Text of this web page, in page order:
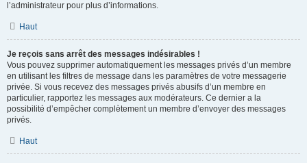
l’administrateur pour plus d’informations.
Haut
Je reçois sans arrêt des messages indésirables !
Vous pouvez supprimer automatiquement les messages privés d’un membre
en utilisant les filtres de message dans les paramètres de votre messagerie
privée. Si vous recevez des messages privés abusifs d’un membre en
particulier, rapportez les messages aux modérateurs. Ce dernier a la
possibilité d’empêcher complètement un membre d’envoyer des messages
privés.
Haut